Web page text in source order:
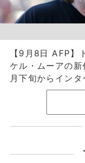
【9月8日 AFP】
ケル・ムーアの
月下旬からインタ